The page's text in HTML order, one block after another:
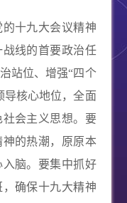
十九大会议精神
线的首要政治任
站位、增强“四个
导核心地位，全面
会主义思想。要
的热潮，原原本
脑。要集中抓好
确保十九大精神